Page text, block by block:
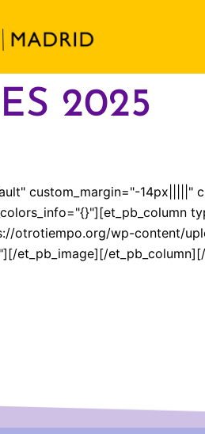
2025
custom_margin="-
otrotiempo.org/wp-content/
et_pb_image][/